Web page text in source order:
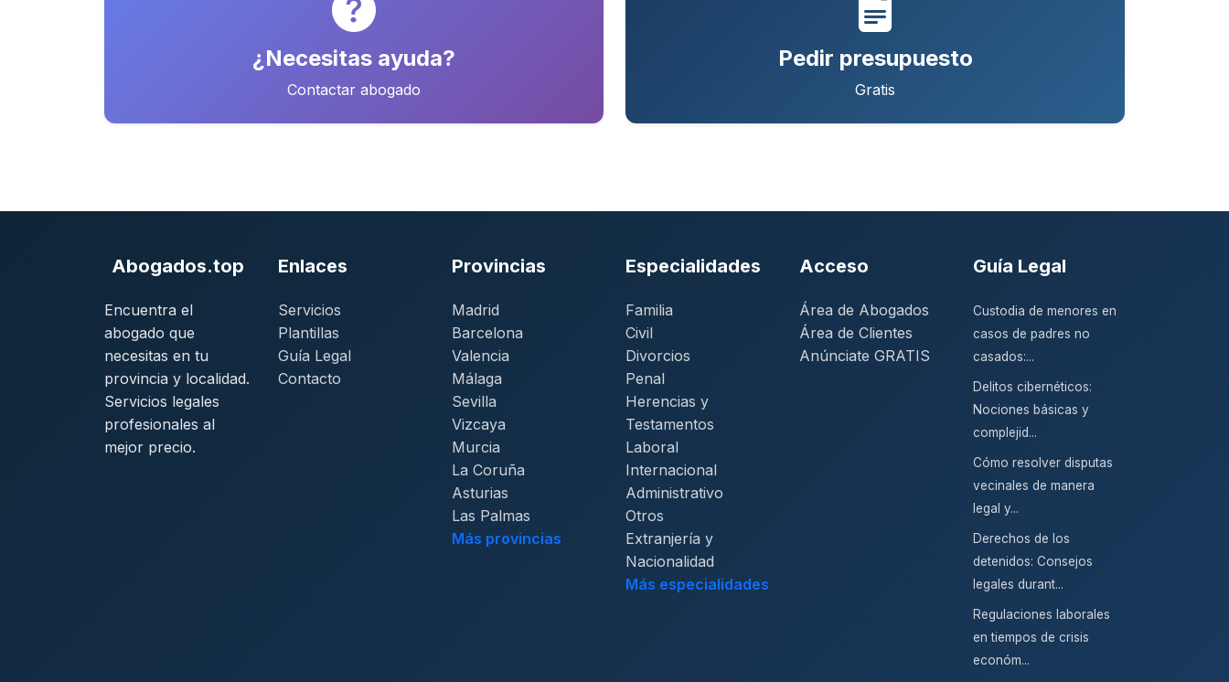
¿Necesitas ayuda?
Contactar abogado
Pedir presupuesto
Gratis
Abogados.top
Encuentra el
abogado que
necesitas en tu
provincia y localidad.
Servicios legales
profesionales al
mejor precio.
Enlaces
Servicios
Plantillas
Guía Legal
Contacto
Provincias
Madrid
Barcelona
Valencia
Málaga
Sevilla
Vizcaya
Murcia
La Coruña
Asturias
Las Palmas
Más provincias
Especialidades
Familia
Civil
Divorcios
Penal
Herencias y
Testamentos
Laboral
Internacional
Administrativo
Otros
Extranjería y
Nacionalidad
Más especialidades
Acceso
Área de Abogados
Área de Clientes
Anúnciate GRATIS
Guía Legal
Custodia de menores en
casos de padres no
casados:...
Delitos cibernéticos:
Nociones básicas y
complejid...
Cómo resolver disputas
vecinales de manera
legal y...
Derechos de los
detenidos: Consejos
legales durant...
Regulaciones laborales
en tiempos de crisis
económ...